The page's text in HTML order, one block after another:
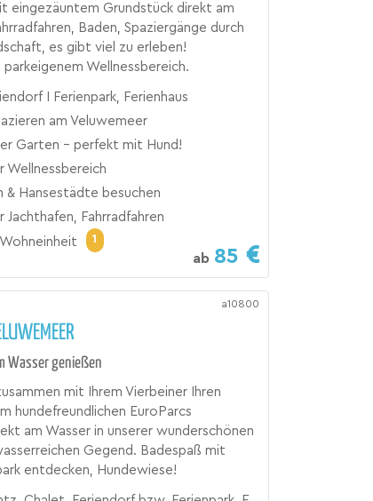
eingezäuntem Grundstück direkt am
Baden, Spaziergänge durch
es gibt viel zu erleben!
parkeigenem Wellnessbereich.
I Ferienpark, Ferienhaus
am Veluwemeer
Garten - perfekt mit Hund!
Wellnessbereich
& Hansestädte besuchen
Jachthafen, Fahrradfahren
1
ab 85
a10800
Wasser genießen
mit Ihrem Vierbeiner Ihren
hundefreundlichen EuroParcs
am Wasser in unserer wunderschönen
Gegend. Badespaß mit
entdecken, Hundewiese!